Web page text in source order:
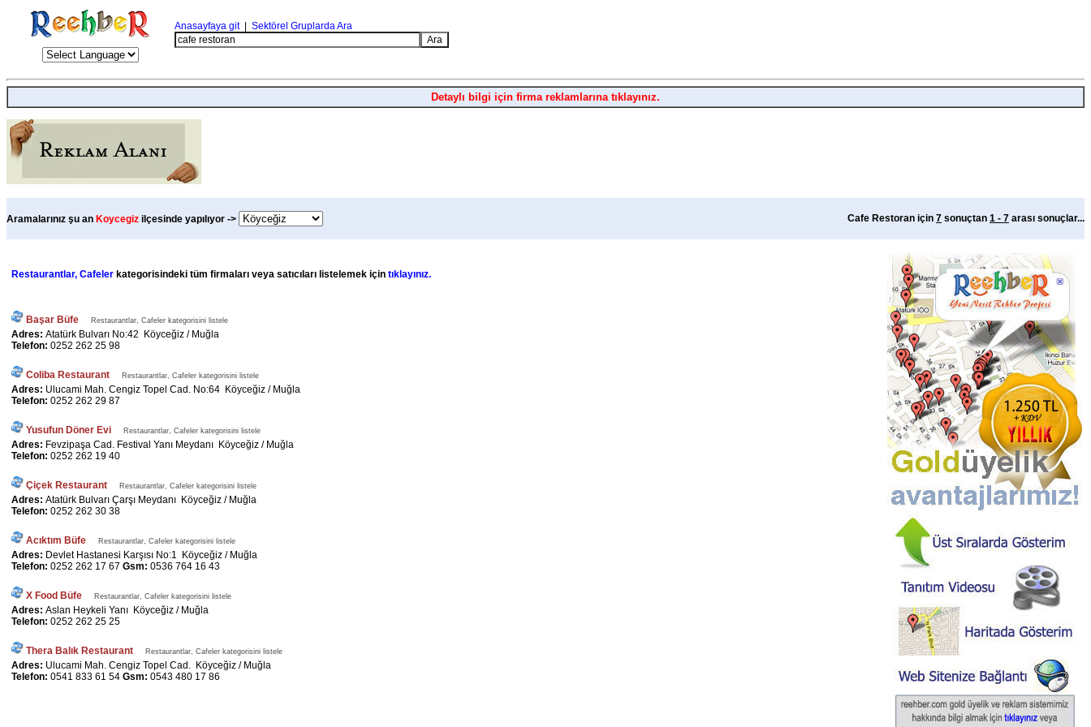
Anasayfaya git| Sektörel Gruplarda Ara
Detaylı bilgi için firma reklamlarına tıklayınız.
Aramalarınız şu an Koycegiz ilçesinde yapılıyor -> Cafe Restoran için 7 sonuçtan 1 - 7 arası sonuçlar...
Restaurantlar, Cafeler kategorisindeki tüm firmaları veya satıcıları listelemek için tıklayınız.
Başar Büfe Restaurantlar, Cafeler kategorisini listele
Adres: Atatürk Bulvarı No:42 Köyceğiz / Muğla
Telefon: 0252 262 25 98
Coliba Restaurant Restaurantlar, Cafeler kategorisini listele
Adres: Ulucami Mah. Cengiz Topel Cad. No:64 Köyceğiz / Muğla
Telefon: 0252 262 29 87
Yusufun Döner Evi Restaurantlar, Cafeler kategorisini listele
Adres: Fevzipaşa Cad. Festival Yanı Meydanı Köyceğiz / Muğla
Telefon: 0252 262 19 40
Çiçek Restaurant Restaurantlar, Cafeler kategorisini listele
Adres: Atatürk Bulvarı Çarşı Meydanı Köyceğiz / Muğla
Telefon: 0252 262 30 38
Acıktım Büfe Restaurantlar, Cafeler kategorisini listele
Adres: Devlet Hastanesi Karşısı No:1 Köyceğiz / Muğla
Telefon: 0252 262 17 67 Gsm: 0536 764 16 43
X Food Büfe Restaurantlar, Cafeler kategorisini listele
Adres: Aslan Heykeli Yanı Köyceğiz / Muğla
Telefon: 0252 262 25 25
Thera Balık Restaurant Restaurantlar, Cafeler kategorisini listele
Adres: Ulucami Mah. Cengiz Topel Cad. Köyceğiz / Muğla
Telefon: 0541 833 61 54 Gsm: 0543 480 17 86